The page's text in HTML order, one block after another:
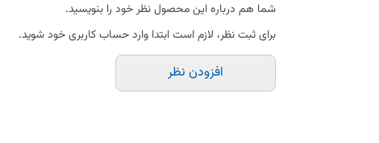
شما هم درباره این محصول نظر خود را بنویسید.
برای ثبت نظر، لازم است ابتدا وارد حساب کاربری خود شوید.
افزودن نظر